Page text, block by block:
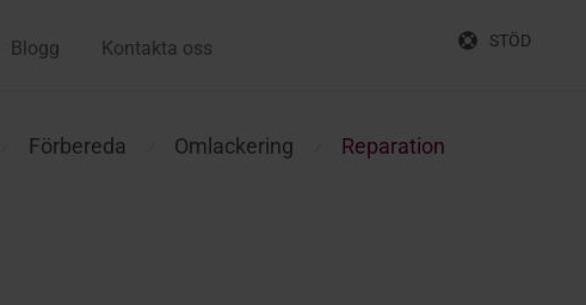
Blogg Kontakta oss STÖD
Förbereda Omlackering Reparation